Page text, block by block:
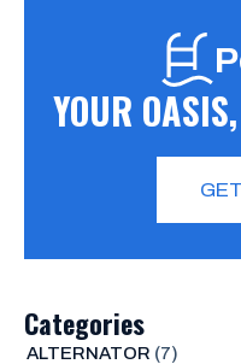
YOUR
Categories
ALTERNATOR (7)